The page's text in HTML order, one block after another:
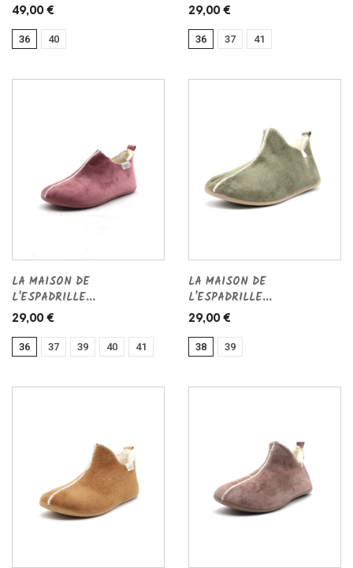
49,00 €
36 40
29,00 €
36 37 41
LA MAISON DE
L'ESPADRILLE...
29,00 €
36 37 39 40 41
LA MAISON DE
L'ESPADRILLE...
29,00 €
38 39